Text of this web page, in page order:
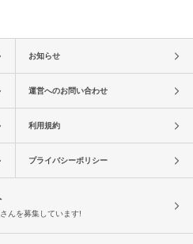
お知らせ
運営へのお問い合わせ
利用規約
プライバシーポリシー
んを募集しています!